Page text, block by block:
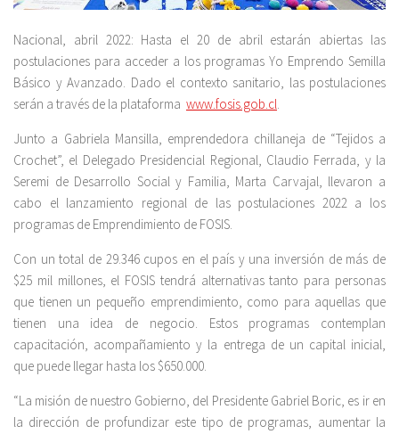
Nacional, abril 2022: Hasta el 20 de abril estarán abiertas las
postulaciones para acceder a los programas Yo Emprendo Semilla
Básico y Avanzado. Dado el contexto sanitario, las postulaciones
serán a través de la plataforma www.fosis.gob.cl.
Junto a Gabriela Mansilla, emprendedora chillaneja de “Tejidos a
Crochet”, el Delegado Presidencial Regional, Claudio Ferrada, y la
Seremi de Desarrollo Social y Familia, Marta Carvajal, llevaron a
cabo el lanzamiento regional de las postulaciones 2022 a los
programas de Emprendimiento de FOSIS.
Con un total de 29.346 cupos en el país y una inversión de más de
$25 mil millones, el FOSIS tendrá alternativas tanto para personas
que tienen un pequeño emprendimiento, como para aquellas que
tienen una idea de negocio. Estos programas contemplan
capacitación, acompañamiento y la entrega de un capital inicial,
que puede llegar hasta los $650.000.
“La misión de nuestro Gobierno, del Presidente Gabriel Boric, es ir en
la dirección de profundizar este tipo de programas, aumentar la